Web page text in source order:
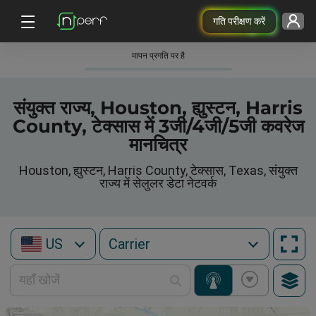
गति परीक्षण करें
मापन प्रगति पर है
संयुक्त राज्य, Houston, ह्युस्टन, Harris
County, टेक्सास में 3जी/4जी/5जी कवरेज
मानचित्र
Houston, ह्युस्टन, Harris County, टेक्सास, Texas, संयुक्त
राज्य में सेलुलर डेटा नेटवर्क
US